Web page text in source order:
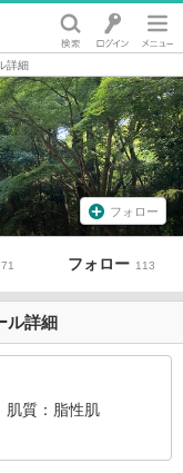
詳細
フォロー
フォロー 113
ル詳細
肌質
脂性肌